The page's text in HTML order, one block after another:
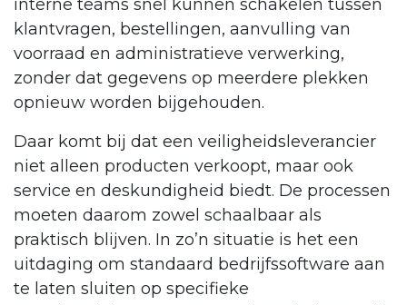
interne teams snel kunnen schakelen tussen
klantvragen, bestellingen, aanvulling van
voorraad en administratieve verwerking,
zonder dat gegevens op meerdere plekken
opnieuw worden bijgehouden.
Daar komt bij dat een veiligheidsleverancier
niet alleen producten verkoopt, maar ook
service en deskundigheid biedt. De processen
moeten daarom zowel schaalbaar als
praktisch blijven. In zo’n situatie is het een
uitdaging om standaard bedrijfssoftware aan
te laten sluiten op specifieke